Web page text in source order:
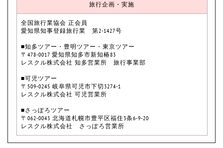
旅行企画・実施
全国旅行業協会 正会員
愛知県知事登録旅行業 第2-1427号
■知多ツアー・豊明ツアー・東京ツアー
〒478-0017 愛知県知多市新知椿83
レスクル株式会社 知多営業所 旅行事業部
■可児ツアー
〒509-0245 岐阜県可児市下切3274-1
レスクル株式会社 可児営業所
■さっぽろツアー
〒062-0043 北海道札幌市豊平区福住3条6-9-20
レスクル株式会社 さっぽろ営業所